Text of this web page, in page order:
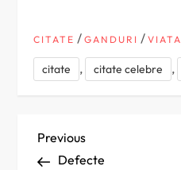
CITATE /GANDURI /VIATA
citate , citate celebre ,
N
Previous
Post
Previous
Defecte